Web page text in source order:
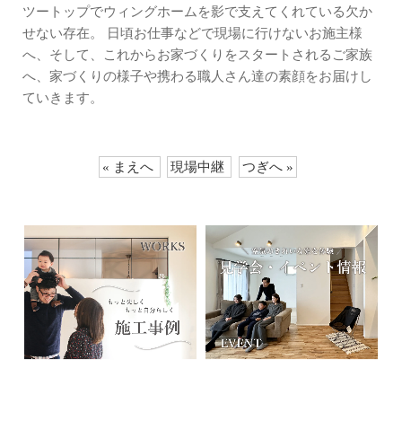
ツートップでウィングホームを影で支えてくれている欠か
せない存在。 日頃お仕事などで現場に行けないお施主様
へ、そして、これからお家づくりをスタートされるご家族
へ、家づくりの様子や携わる職人さん達の素顔をお届けし
ていきます。
« まえへ 現場中継 つぎへ »